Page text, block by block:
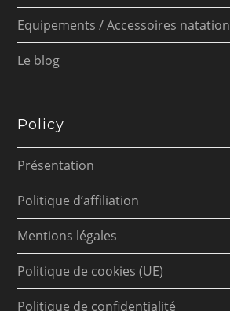
Equipements / Accessoires natation
Le blog
Policy
Présentation
Politique d’affiliation
Mentions légales
Politique de cookies (UE)
Politique de confidentialité